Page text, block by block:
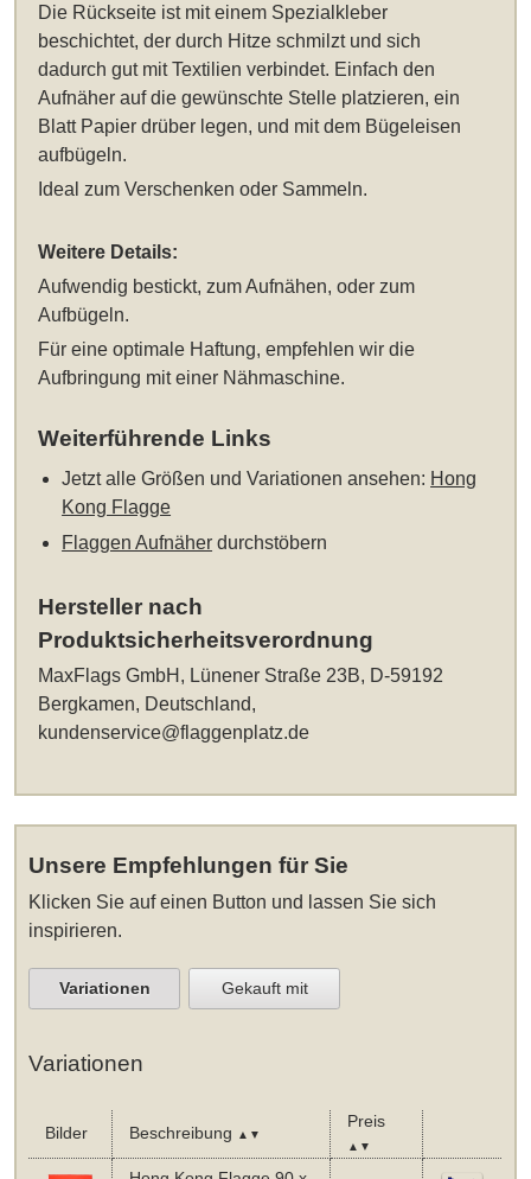
Die Rückseite ist mit einem Spezialkleber
beschichtet, der durch Hitze schmilzt und sich
dadurch gut mit Textilien verbindet. Einfach den
Aufnäher auf die gewünschte Stelle platzieren, ein
Blatt Papier drüber legen, und mit dem Bügeleisen
aufbügeln.
Ideal zum Verschenken oder Sammeln.
Weitere Details:
Aufwendig bestickt, zum Aufnähen, oder zum
Aufbügeln.
Für eine optimale Haftung, empfehlen wir die
Aufbringung mit einer Nähmaschine.
Weiterführende Links
Jetzt alle Größen und Variationen ansehen: Hong
Kong Flagge
Flaggen Aufnäher durchstöbern
Hersteller nach
Produktsicherheitsverordnung
MaxFlags GmbH, Lünener Straße 23B, D-59192
Bergkamen, Deutschland,
kundenservice@flaggenplatz.de
Unsere Empfehlungen für Sie
Klicken Sie auf einen Button und lassen Sie sich
inspirieren.
Variationen Gekauft mit
Variationen
Bilder Beschreibung ▲▼
Preis
▲▼